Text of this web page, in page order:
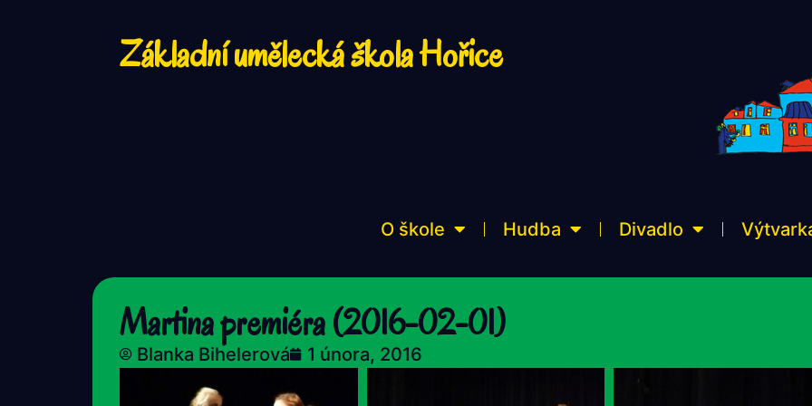
Základní umělecká škola Hořice
O škole Hudba Divadlo
Martina premiéra (2016-02-01)
Blanka Bihelerová 1 února, 2016